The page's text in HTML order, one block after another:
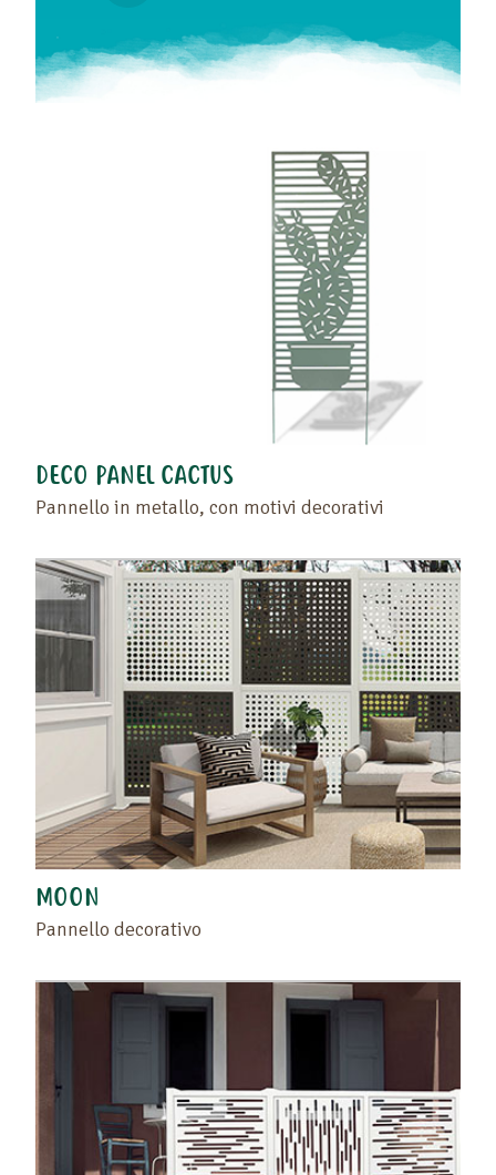
DECO PANEL CACTUS
Pannello in metallo, con motivi decorativi
MOON
Pannello decorativo